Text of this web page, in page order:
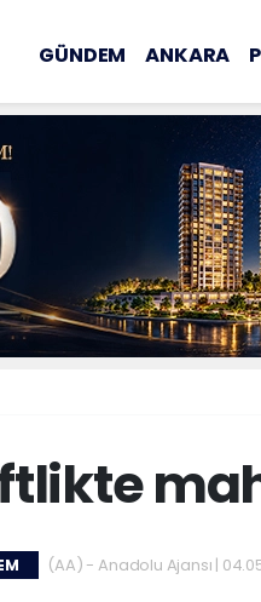
GÜNDEM ANKARA
(AA) - Anadolu Ajansı |